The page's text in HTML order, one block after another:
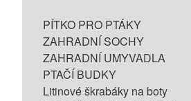
PÍTKO PRO PTÁKY
ZAHRADNÍ SOCHY
ZAHRADNÍ UMYVADLA
PTAČÍ BUDKY
Litinové škrabáky na boty